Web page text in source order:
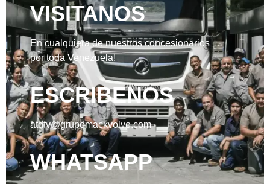
VISITANOS
En cualquiera de nuestros concesionarios
por toda Venezuela!
ESCRIBENOS
atdfv@grupomackvolvo.com
WHATSAPP